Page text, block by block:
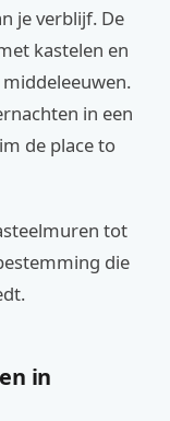
je verblijf. De
kastelen en
in een
de place to
tot
die
in